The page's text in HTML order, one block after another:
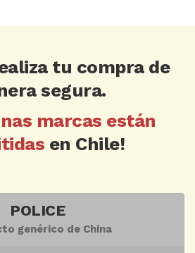
tu compra de
segura.
marcas están
en Chile!
POLICE
genérico de China